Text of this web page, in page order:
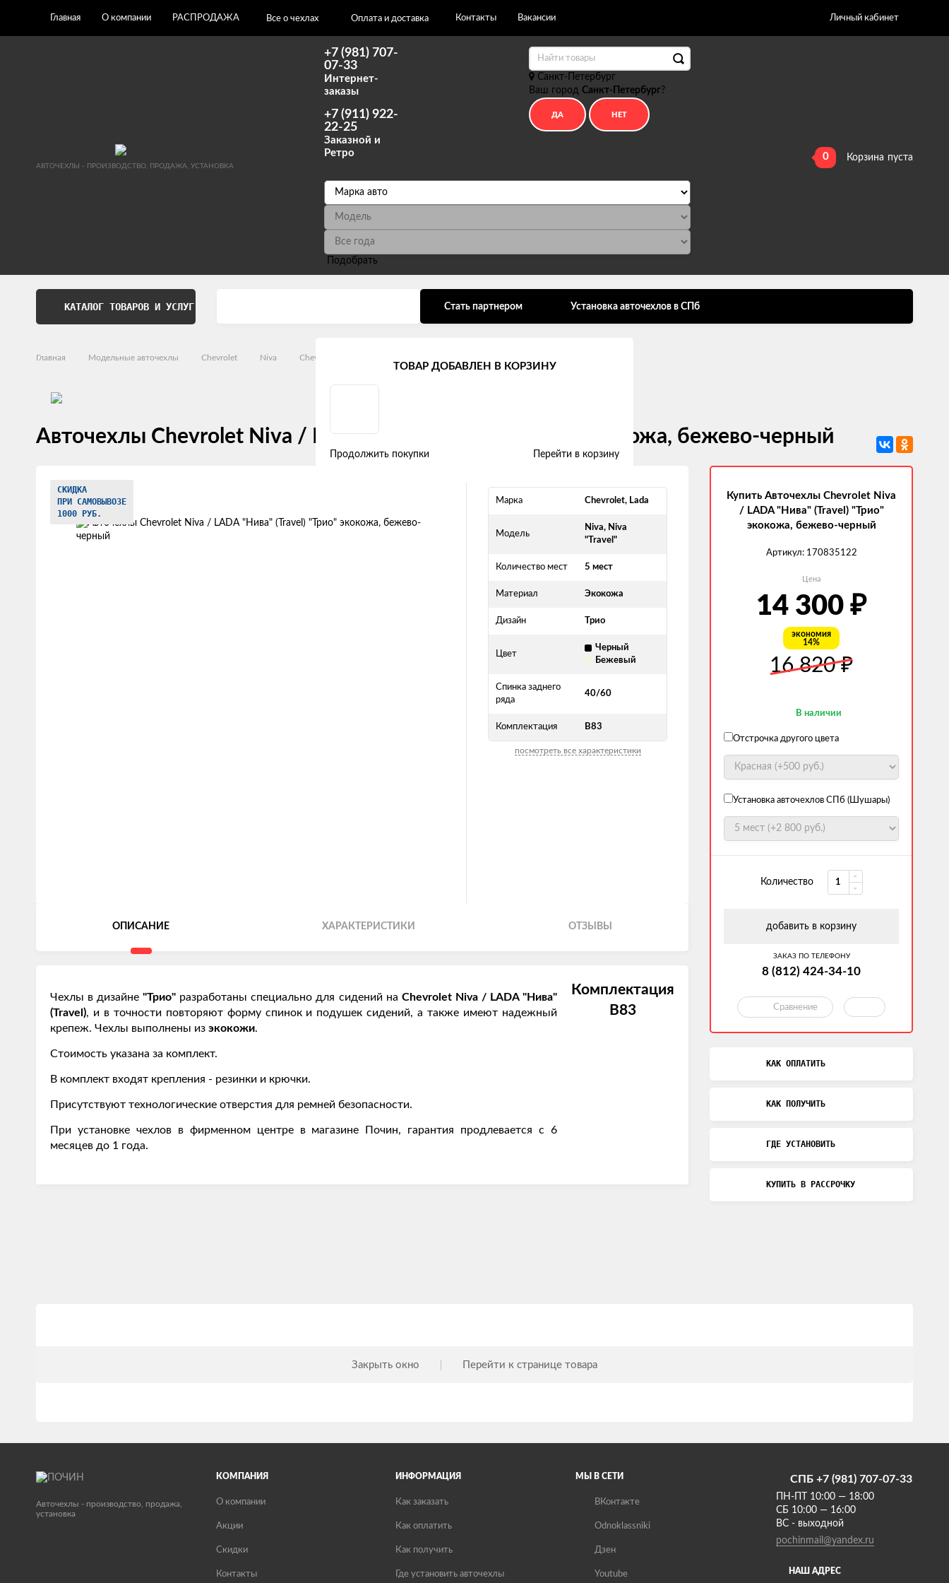
Главная О компании РАСПРОДАЖА Все о чехлах Оплата и доставка Контакты Вакансии Личный кабинет
АВТОЧЕХЛЫ - ПРОИЗВОДСТВО, ПРОДАЖА, УСТАНОВКА
+7 (981) 707-
07-33
Интернет-
заказы
+7 (911) 922-
22-25
Заказной и
Ретро
Санкт-Петербург
Ваш город Санкт-Петербург?
Подобрать
0 Корзина пуста
КАТАЛОГ ТОВАРОВ И УСЛУГ Стать партнером Установка авточехлов в СПб
Главная Модельные авточехлы Chevrolet Niva Chevrolet Niva (2018 - 2020)
Авточехлы Chevrolet Niva / LADA "Нива" (Travel) "Трио" экокожа, бежево-черный
товаров
СКИДКА
ПРИ САМОВЫВОЗЕ
1000 РУБ.
Марка Chevrolet, Lada
Модель
Niva, Niva
"Travel"
Количество мест 5 мест
Материал Экокожа
Дизайн Трио
Цвет
Черный
Бежевый
Спинка заднего
ряда
40/60
Комплектация B83
посмотреть все характеристики
ОПИСАНИЕ ХАРАКТЕРИСТИКИ ОТЗЫВЫ
Чехлы в дизайне"Трио" разработаны специально для сидений на Chevrolet Niva / LADA "Нива"
(Travel), и в точности повторяют форму спинок и подушек сидений, а также имеют надежный
крепеж. Чехлы выполнены из экокожи.
Стоимость указана за комплект.
В комплект входят крепления - резинки и крючки.
Присутствуют технологические отверстия для ремней безопасности.
При установке чехлов в фирменном центре в магазине Почин, гарантия продлевается с 6
месяцев до 1 года.
Комплектация
B83
Купить Авточехлы Chevrolet Niva
/ LADA "Нива" (Travel) "Трио"
экокожа, бежево-черный
Артикул: 170835122
Цена
14 300 ₽
экономия
14%
16 820₽
В наличии
Отстрочка другого цвета
Установка авточехлов СПб (Шушары)
Количество
добавить в корзину
ЗАКАЗ ПО ТЕЛЕФОНУ
8 (812) 424-34-10
Сравнение
КАК ОПЛАТИТЬ
КАК ПОЛУЧИТЬ
ГДЕ УСТАНОВИТЬ
КУПИТЬ В РАССРОЧКУ
ТОВАР ДОБАВЛЕН В КОРЗИНУ
Продолжить покупки Перейти в корзину
Закрыть окно Перейти к странице товара
Авточехлы - производство, продажа,
установка
КОМПАНИЯ
О компании
Акции
Скидки
Контакты
ИНФОРМАЦИЯ
Как заказать
Как оплатить
Как получить
Где установить авточехлы
МЫ В СЕТИ
ВКонтакте
Odnoklassniki
Дзен
Youtube НАШ АДРЕС
СПБ +7 (981) 707-07-33
ПН-ПТ 10:00 — 18:00
СБ 10:00 — 16:00
ВС - выходной
pochinmail@yandex.ru